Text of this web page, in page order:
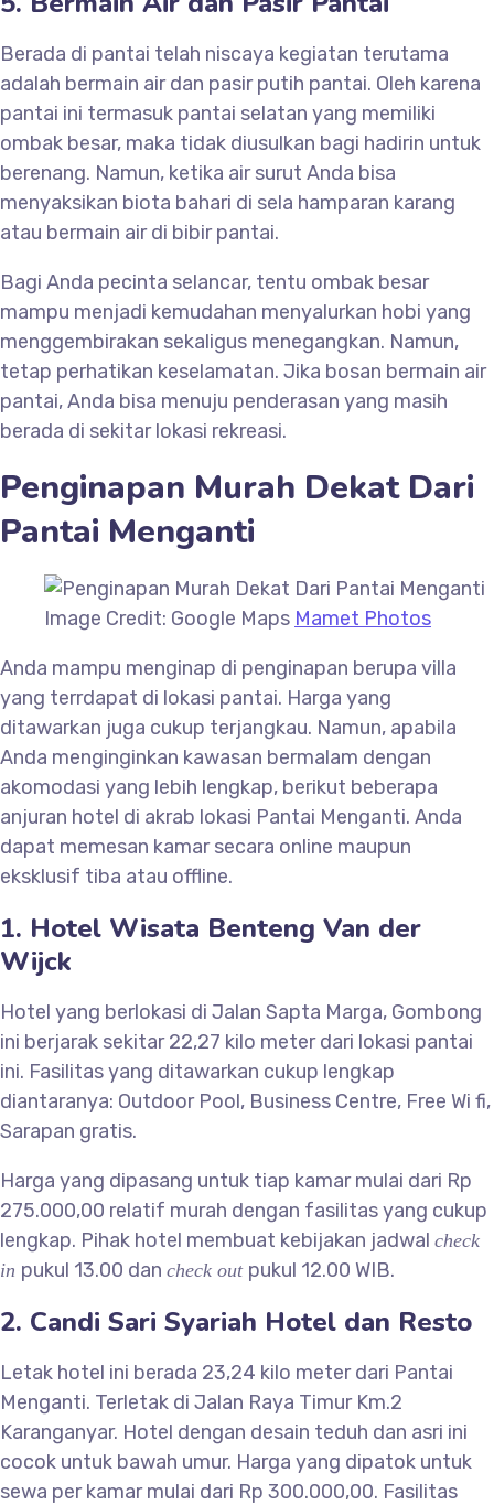
Berada di pantai telah niscaya kegiatan terutama
adalah bermain air dan pasir putih pantai. Oleh karena
pantai ini termasuk pantai selatan yang memiliki
ombak besar, maka tidak diusulkan bagi hadirin untuk
berenang. Namun, ketika air surut Anda bisa
menyaksikan biota bahari di sela hamparan karang
atau bermain air di bibir pantai.
Bagi Anda pecinta selancar, tentu ombak besar
mampu menjadi kemudahan menyalurkan hobi yang
menggembirakan sekaligus menegangkan. Namun,
tetap perhatikan keselamatan. Jika bosan bermain air
pantai, Anda bisa menuju penderasan yang masih
berada di sekitar lokasi rekreasi.
Penginapan Murah Dekat Dari
Pantai Menganti
Image Credit: Google Maps Mamet Photos
Anda mampu menginap di penginapan berupa villa
yang terrdapat di lokasi pantai. Harga yang
ditawarkan juga cukup terjangkau. Namun, apabila
Anda menginginkan kawasan bermalam dengan
akomodasi yang lebih lengkap, berikut beberapa
anjuran hotel di akrab lokasi Pantai Menganti. Anda
dapat memesan kamar secara online maupun
eksklusif tiba atau offline.
1. Hotel Wisata Benteng Van der
Wijck
Hotel yang berlokasi di Jalan Sapta Marga, Gombong
ini berjarak sekitar 22,27 kilo meter dari lokasi pantai
ini. Fasilitas yang ditawarkan cukup lengkap
diantaranya: Outdoor Pool, Business Centre, Free Wi fi,
Sarapan gratis.
Harga yang dipasang untuk tiap kamar mulai dari Rp
275.000,00 relatif murah dengan fasilitas yang cukup
lengkap. Pihak hotel membuat kebijakan jadwal check
in pukul 13.00 dan check out pukul 12.00 WIB.
2. Candi Sari Syariah Hotel dan Resto
Letak hotel ini berada 23,24 kilo meter dari Pantai
Menganti. Terletak di Jalan Raya Timur Km.2
Karanganyar. Hotel dengan desain teduh dan asri ini
cocok untuk bawah umur. Harga yang dipatok untuk
sewa per kamar mulai dari Rp 300.000,00. Fasilitas